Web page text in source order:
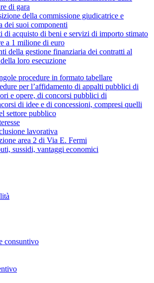
di gara
della commissione giudicatrice e
dei suoi componenti
di acquisto di beni e servizi di importo stimato
a 1 milione di euro
della gestione finanziaria dei contratti al
loro esecuzione
procedure in formato tabellare
per l’affidamento di appalti pubblici di
e opere, di concorsi pubblici di
di idee e di concessioni, compresi quelli
settore pubblico
lavorativa
area 2 di Via E. Fermi
sussidi, vantaggi economici
consuntivo